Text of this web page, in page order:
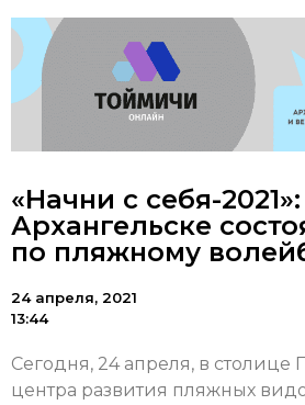
«Начни с себя-
Архангельске
по пляжному
24 апреля, 2021
13:44
Сегодня, 24 апреля, в столице
центра развития пляжных